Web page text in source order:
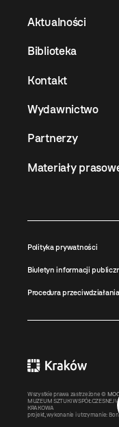
Aktualności
Biblioteka
Kontakt
Wydawnictwo
Partnerzy
Materiały
Polityka prywatności
Biuletyn informacji
Procedura
Wszystkie prawa zastrzeżone ©
MUZEUM SZTUKI WSPÓŁCZESNEJ
KRAKOWA
projekt, wykonanie i utrzymanie: